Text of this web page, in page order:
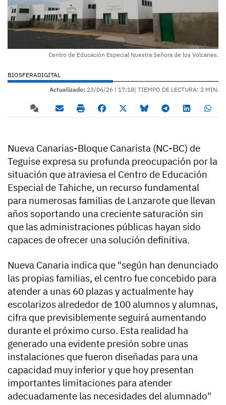
Centro de Educación Especial Nuestra Señora de los Volcanes.
BIOSFERADIGITAL
Actualizado: 23/06/26 | 17:18| TIEMPO DE LECTURA: 2 MIN.
Nueva Canarias-Bloque Canarista (NC-BC) de
Teguise expresa su profunda preocupación por la
situación que atraviesa el Centro de Educación
Especial de Tahiche, un recurso fundamental
para numerosas familias de Lanzarote que llevan
años soportando una creciente saturación sin
que las administraciones públicas hayan sido
capaces de ofrecer una solución definitiva.
Nueva Canaria indica que "según han denunciado
las propias familias, el centro fue concebido para
atender a unas 60 plazas y actualmente hay
escolarizos alrededor de 100 alumnos y alumnas,
cifra que previsiblemente seguirá aumentando
durante el próximo curso. Esta realidad ha
generado una evidente presión sobre unas
instalaciones que fueron diseñadas para una
capacidad muy inferior y que hoy presentan
importantes limitaciones para atender
adecuadamente las necesidades del alumnado"